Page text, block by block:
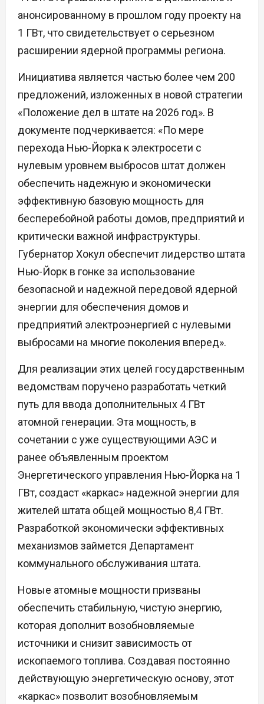
анонсированному в прошлом году проекту на
1 ГВт, что свидетельствует о серьезном
расширении ядерной программы региона.
Инициатива является частью более чем 200
предложений, изложенных в новой стратегии
«Положение дел в штате на 2026 год». В
документе подчеркивается: «По мере
перехода Нью-Йорка к электросети с
нулевым уровнем выбросов штат должен
обеспечить надежную и экономически
эффективную базовую мощность для
бесперебойной работы домов, предприятий и
критически важной инфраструктуры.
Губернатор Хокул обеспечит лидерство штата
Нью-Йорк в гонке за использование
безопасной и надежной передовой ядерной
энергии для обеспечения домов и
предприятий электроэнергией с нулевыми
выбросами на многие поколения вперед».
Для реализации этих целей государственным
ведомствам поручено разработать четкий
путь для ввода дополнительных 4 ГВт
атомной генерации. Эта мощность, в
сочетании с уже существующими АЭС и
ранее объявленным проектом
Энергетического управления Нью-Йорка на 1
ГВт, создаст «каркас» надежной энергии для
жителей штата общей мощностью 8,4 ГВт.
Разработкой экономически эффективных
механизмов займется Департамент
коммунального обслуживания штата.
Новые атомные мощности призваны
обеспечить стабильную, чистую энергию,
которая дополнит возобновляемые
источники и снизит зависимость от
ископаемого топлива. Создавая постоянно
действующую энергетическую основу, этот
«каркас» позволит возобновляемым